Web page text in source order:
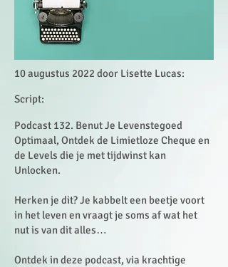
10 augustus 2022 door Lisette Lucas:
Script:
Podcast 132. Benut Je Levenstegoed
Optimaal, Ontdek de Limietloze Cheque en
de Levels die je met tijdwinst kan
Unlocken.
Herken je dit? Je kabbelt een beetje voort
in het leven en vraagt je soms af wat het
nut is van dit alles…
Ontdek in deze podcast, via krachtige